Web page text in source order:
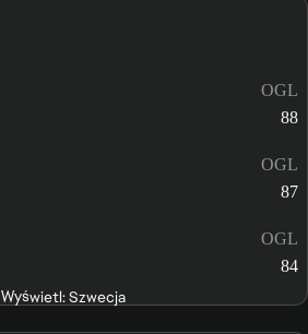
OGL
88
OGL
87
OGL
84
Wyświetl: Szwecja